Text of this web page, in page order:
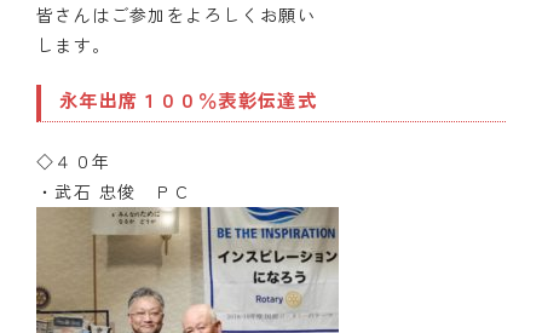
皆さんはご参加をよろしくお願い
します。
永年出席１００％表彰伝達式
◇４０年
・武石 忠俊 ＰＣ